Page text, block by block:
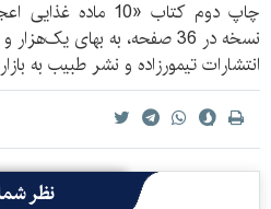
چاپ دوم کتاب «10
انتشارات تیمورزاده و نشر طبیب به
نظر